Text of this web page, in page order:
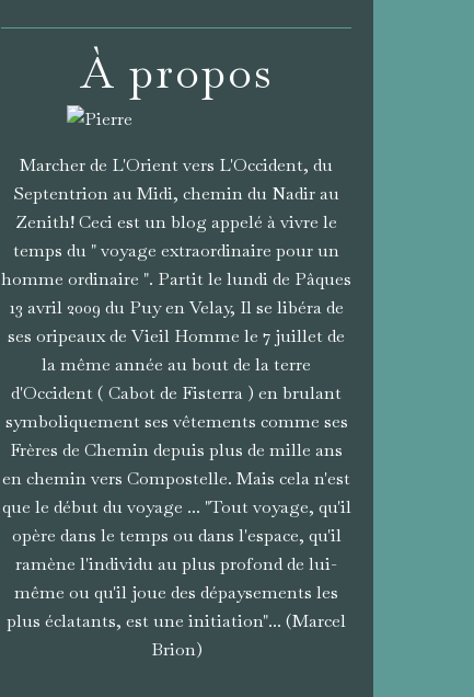
À propos
Marcher de L'Orient vers L'Occident, du
Septentrion au Midi, chemin du Nadir au
Zenith! Ceci est un blog appelé à vivre le
temps du " voyage extraordinaire pour un
homme ordinaire ". Partit le lundi de Pâques
13 avril 2009 du Puy en Velay, Il se libéra de
ses oripeaux de Vieil Homme le 7 juillet de
la même année au bout de la terre
d'Occident ( Cabot de Fisterra ) en brulant
symboliquement ses vêtements comme ses
Frères de Chemin depuis plus de mille ans
en chemin vers Compostelle. Mais cela n'est
que le début du voyage ... "Tout voyage, qu'il
opère dans le temps ou dans l'espace, qu'il
ramène l'individu au plus profond de lui-
même ou qu'il joue des dépaysements les
plus éclatants, est une initiation"... (Marcel
Brion)